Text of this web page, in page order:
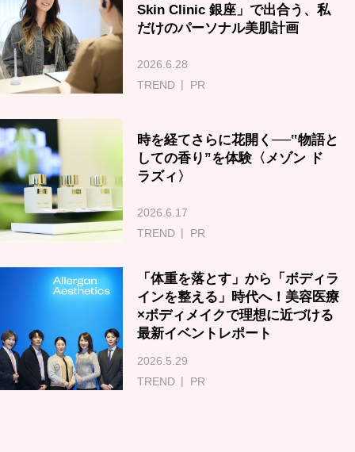
Skin Clinic 銀座」で出合う、私
だけのパーソナル美肌計画
2026.6.28
TREND
PR
時を経てさらに花開く──‟物語と
しての香り”を体験〈メゾン ド
ラズィ〉
2026.6.17
TREND
PR
「体重を落とす」から「ボディラ
インを整える」時代へ！美容医療
×ボディメイクで理想に近づける
最新イベントレポート
2026.5.29
TREND
PR